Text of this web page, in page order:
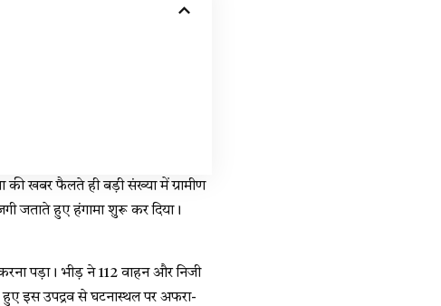
खबर फैलते ही बड़ी संख्या में ग्रामीण
जताते हुए हंगामा शुरू कर दिया।
पड़ा। भीड़ ने 112 वाहन और निजी
इस उपद्रव से घटनास्थल पर अफरा-